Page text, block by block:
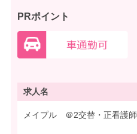
PRポイント
求人名
メイプル ＠2交替・正看護師